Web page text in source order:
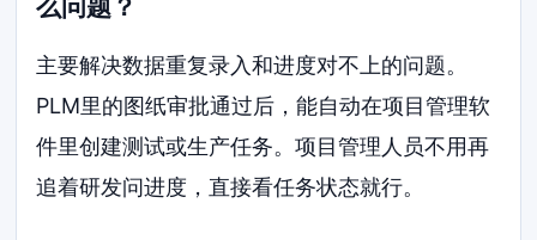
么问题？
主要解决数据重复录入和进度对不上的问题。
PLM里的图纸审批通过后，能自动在项目管理软
件里创建测试或生产任务。项目管理人员不用再
追着研发问进度，直接看任务状态就行。